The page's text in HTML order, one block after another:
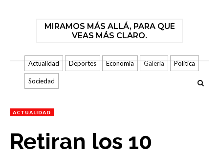
MIRAMOS MÁS ALLÁ, PARA QUE
VEAS MÁS CLARO.
Actualidad Deportes Economía Galería Politica
Sociedad
ACTUALIDAD
Retiran los 10